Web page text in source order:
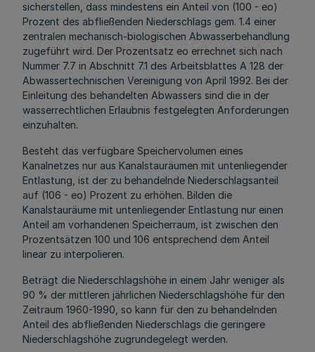
sicherstellen, dass mindestens ein Anteil von (100 - eo)
Prozent des abfließenden Niederschlags gem. 1.4 einer
zentralen mechanisch-biologischen Abwasserbehandlung
zugeführt wird. Der Prozentsatz eo errechnet sich nach
Nummer 7.7 in Abschnitt 7.1 des Arbeitsblattes A 128 der
Abwassertechnischen Vereinigung von April 1992. Bei der
Einleitung des behandelten Abwassers sind die in der
wasserrechtlichen Erlaubnis festgelegten Anforderungen
einzuhalten.
Besteht das verfügbare Speichervolumen eines
Kanalnetzes nur aus Kanalstauräumen mit untenliegender
Entlastung, ist der zu behandelnde Niederschlagsanteil
auf (106 - eo) Prozent zu erhöhen. Bilden die
Kanalstauräume mit untenliegender Entlastung nur einen
Anteil am vorhandenen Speicherraum, ist zwischen den
Prozentsätzen 100 und 106 entsprechend dem Anteil
linear zu interpolieren.
Beträgt die Niederschlagshöhe in einem Jahr weniger als
90 % der mittleren jährlichen Niederschlagshöhe für den
Zeitraum 1960-1990, so kann für den zu behandelnden
Anteil des abfließenden Niederschlags die geringere
Niederschlagshöhe zugrundegelegt werden.